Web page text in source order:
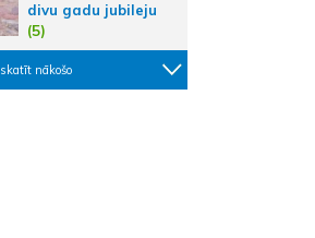
divu gadu jubileju
(5)
skatīt nākošo